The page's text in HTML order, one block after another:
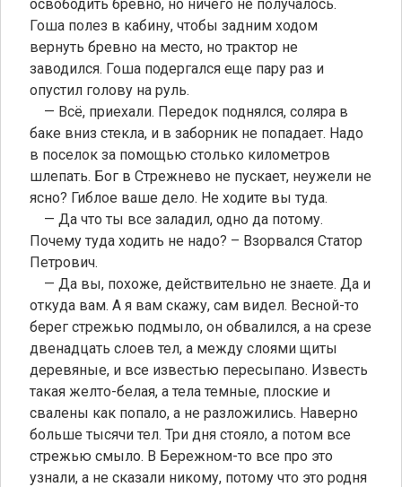
освободить бревно, но ничего не получалось.
Гоша полез в кабину, чтобы задним ходом
вернуть бревно на место, но трактор не
заводился. Гоша подергался еще пару раз и
опустил голову на руль.
— Всё, приехали. Передок поднялся, соляра в
баке вниз стекла, и в заборник не попадает. Надо
в поселок за помощью столько километров
шлепать. Бог в Стрежнево не пускает, неужели не
ясно? Гиблое ваше дело. Не ходите вы туда.
— Да что ты все заладил, одно да потому.
Почему туда ходить не надо? – Взорвался Статор
Петрович.
— Да вы, похоже, действительно не знаете. Да и
откуда вам. А я вам скажу, сам видел. Весной-то
берег стрежью подмыло, он обвалился, а на срезе
двенадцать слоев тел, а между слоями щиты
деревяные, и все известью пересыпано. Известь
такая желто-белая, а тела темные, плоские и
свалены как попало, а не разложились. Наверно
больше тысячи тел. Три дня стояло, а потом все
стрежью смыло. В Бережном-то все про это
узнали, а не сказали никому, потому что это родня